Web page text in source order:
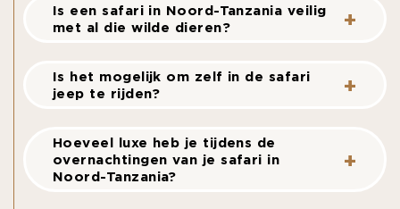
Is een safari in Noord-Tanzania veilig
met al die wilde dieren?
Is het mogelijk om zelf in de safari
jeep te rijden?
Hoeveel luxe heb je tijdens de
overnachtingen van je safari in
Noord-Tanzania?